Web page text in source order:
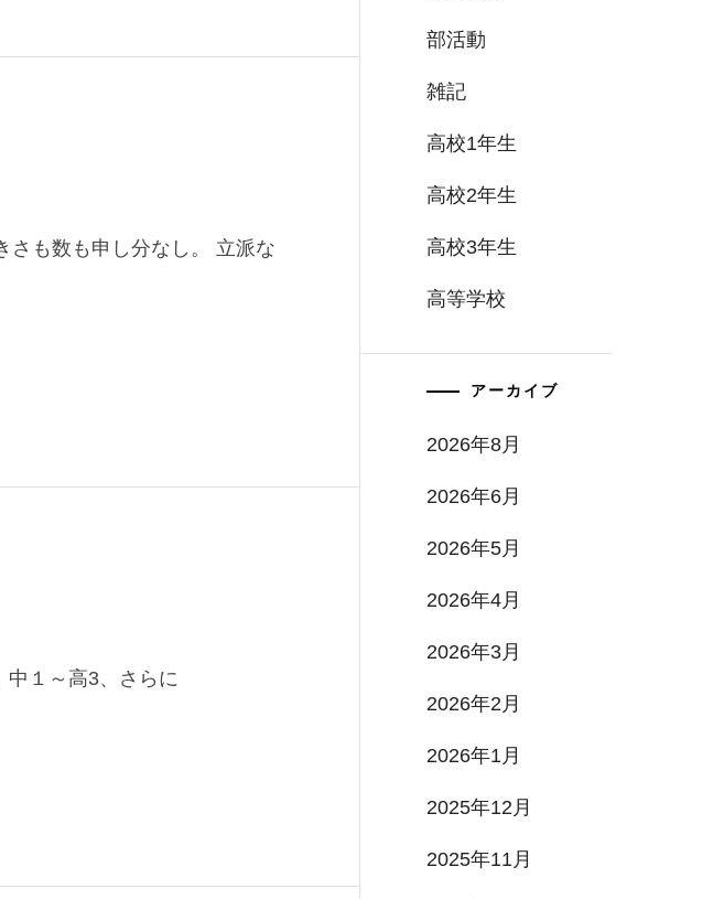
も数も申し分なし。 立派な
１～高3、さらに
部活動
雑記
高校1年生
高校2年生
高校3年生
高等学校
アーカイブ
2026年8月
2026年6月
2026年5月
2026年4月
2026年3月
2026年2月
2026年1月
2025年12月
2025年11月